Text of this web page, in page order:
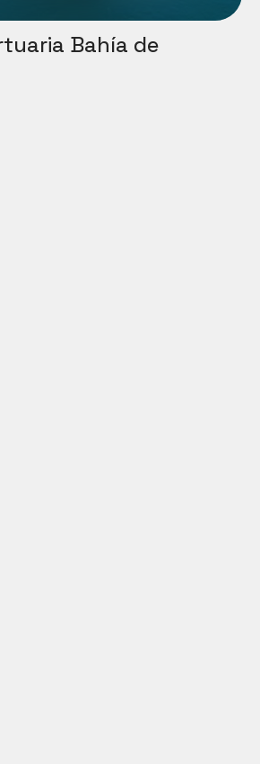
Bahía de